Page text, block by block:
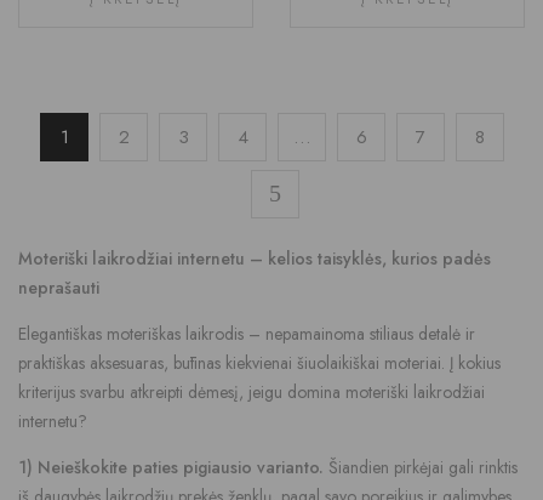
1 2 3 4 … 6 7 8
Moteriški laikrodžiai internetu – kelios taisyklės, kurios padės
neprašauti
Elegantiškas moteriškas laikrodis – nepamainoma stiliaus detalė ir
praktiškas aksesuaras, būtinas kiekvienai šiuolaikiškai moteriai. Į kokius
kriterijus svarbu atkreipti dėmesį, jeigu domina moteriški laikrodžiai
internetu?
1) Neieškokite paties pigiausio varianto. Šiandien pirkėjai gali rinktis